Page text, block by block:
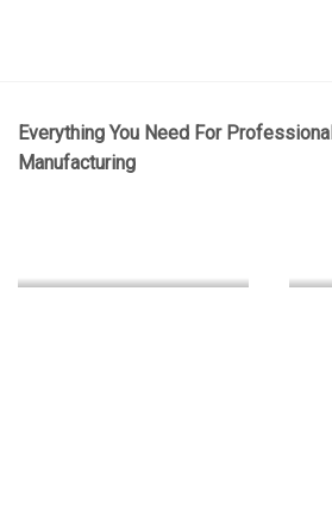
Everything You Need For
Manufacturing